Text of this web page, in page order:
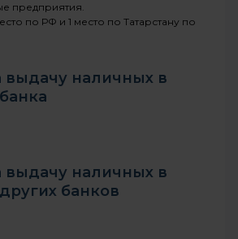
край
область
предприятия.
по РФ и 1 место по Татарстану по
выдачу наличных в
выдачу наличных в
банков